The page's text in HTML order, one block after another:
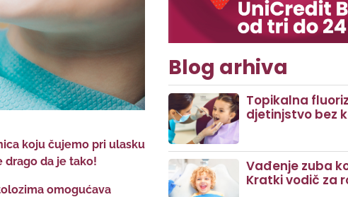
koju čujemo pri ulasku
drago da je tako!
omogućava
Blog arhiva
Topikalna
djetinjstvo bez
Vađenje zuba
Kratki vodič za